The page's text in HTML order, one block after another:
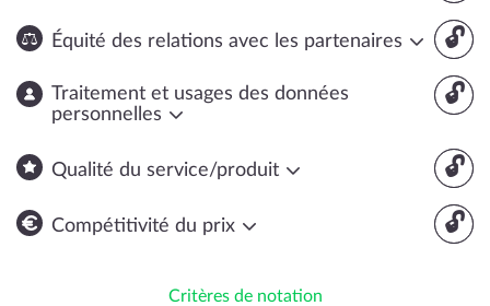
🔓
Équité des relations avec les partenaires
🔓
Traitement et usages des données
personnelles
🔓
Qualité du service/produit
🔓
Compétitivité du prix
Critères de notation